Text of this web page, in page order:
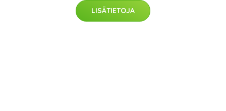
LISÄTIETOJA